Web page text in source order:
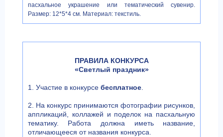
пасхальное украшение или тематический сувенир.
Размер: 12*5*4 см. Материал: текстиль.
ПРАВИЛА КОНКУРСА
«Светлый праздник»
1. Участие в конкурсе бесплатное.
2. На конкурс принимаются фотографии рисунков,
аппликаций, коллажей и поделок на пасхальную
тематику. Работа должна иметь название,
отличающееся от названия конкурса.